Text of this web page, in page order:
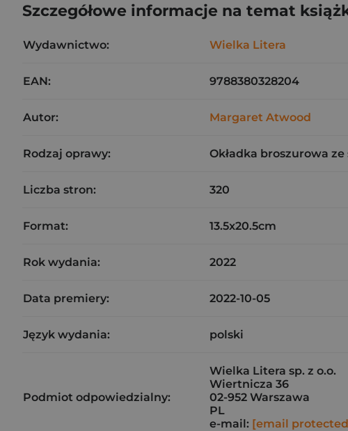
Szczegółowe informacje na temat
Wydawnictwo: Wielka Litera
EAN: 9788380328204
Autor: Margaret Atwood
Rodzaj oprawy: Okładka broszurowa
Liczba stron: 320
Format: 13.5x20.5cm
Rok wydania: 2022
Data premiery: 2022-10-05
Język wydania: polski
Podmiot odpowiedzialny:
Wielka Litera sp. z o.o.
Wiertnicza 36
02-952 Warszawa
PL
e-mail: [email